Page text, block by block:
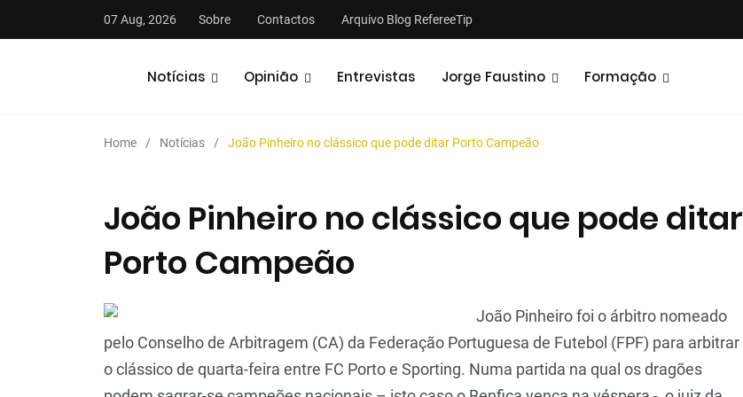
07 Aug, 2026 Sobre Contactos Arquivo Blog RefereeTip
Notícias Opinião Entrevistas Jorge Faustino Formação
Home Notícias João Pinheiro no clássico que pode ditar Porto Campeão
João Pinheiro no clássico que pode ditar
Porto Campeão
João Pinheiro foi o árbitro nomeado
pelo Conselho de Arbitragem (CA) da Federação Portuguesa de Futebol (FPF) para arbitrar
o clássico de quarta-feira entre FC Porto e Sporting. Numa partida na qual os dragões